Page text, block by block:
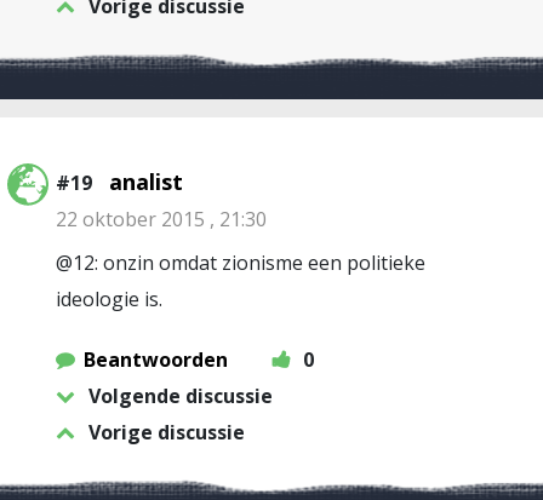
Vorige discussie
#19 analist
22 oktober 2015 , 21:30
@12: onzin omdat zionisme een politieke
ideologie is.
Beantwoorden
0
Volgende discussie
Vorige discussie